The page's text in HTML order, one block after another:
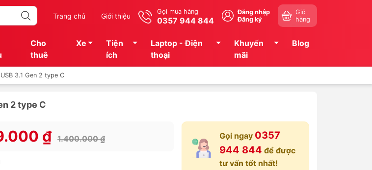
Trang chủ Giới thiệu Gọi mua hàng
0357 944 844
Đăng nhập
Đăng ký
Giỏ
hàng
Cho
thuê
Xe
Tiện
ích
Laptop - Điện
thoại
Khuyến
mãi
Blog
3.1 Gen 2 type C
2 type C
₫ 1.400.000 ₫ Gọi ngay 0357
944 844 để được
tư vấn tốt nhất!